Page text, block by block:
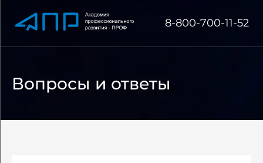
8-800-700-11-52
Вопросы и ответы